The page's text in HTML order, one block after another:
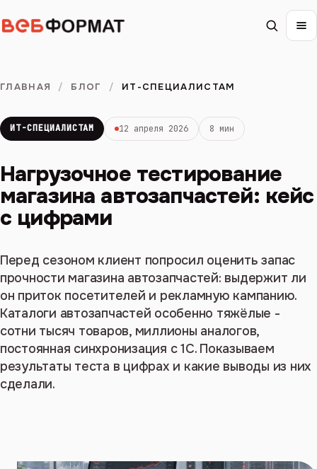
ГЛАВНАЯ / БЛОГ / ИТ-СПЕЦИАЛИСТАМ
ИТ-СПЕЦИАЛИСТАМ 12 апреля 2026 8 мин
Нагрузочное тестирование
магазина автозапчастей: кейс
с цифрами
Перед сезоном клиент попросил оценить запас
прочности магазина автозапчастей: выдержит ли
он приток посетителей и рекламную кампанию.
Каталоги автозапчастей особенно тяжёлые -
сотни тысяч товаров, миллионы аналогов,
постоянная синхронизация с 1С. Показываем
результаты теста в цифрах и какие выводы из них
сделали.